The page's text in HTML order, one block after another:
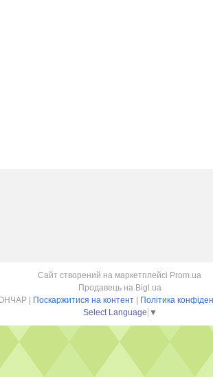
Сайт створений на маркетплейсі Prom.ua
Продавець на Bigl.ua
ГОНЧАР | Поскаржитися на контент | Політика
Select Language ▼